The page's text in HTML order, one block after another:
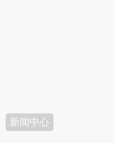
新闻中心